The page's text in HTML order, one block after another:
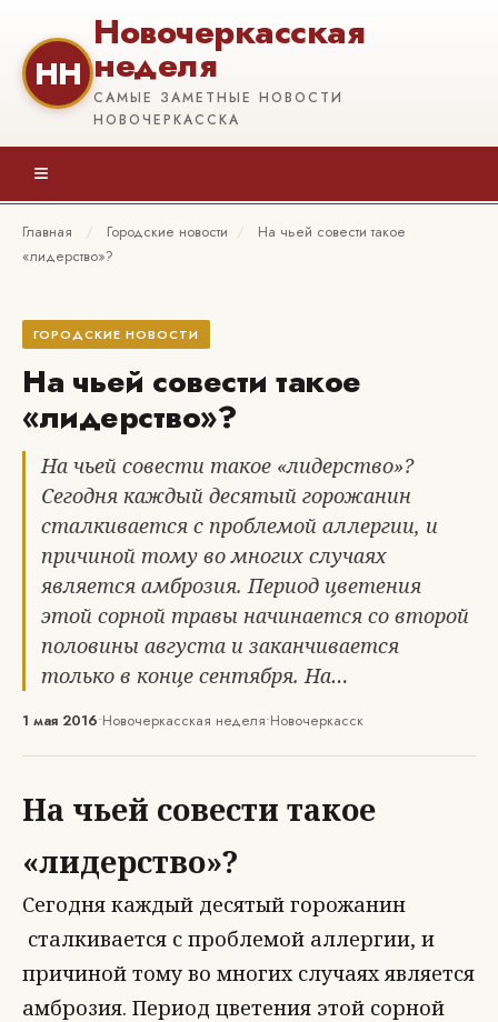
НН
Новочеркасская
неделя
САМЫЕ ЗАМЕТНЫЕ НОВОСТИ
НОВОЧЕРКАССКА
≡
Главная / Городские новости /
На чьей совести такое
«лидерство»?
ГОРОДСКИЕ НОВОСТИ
На чьей совести такое
«лидерство»?
На чьей совести такое «лидерство»?
Сегодня каждый десятый горожанин
сталкивается с проблемой аллергии, и
причиной тому во многих случаях
является амброзия. Период цветения
этой сорной травы начинается со второй
половины августа и заканчивается
только в конце сентября. На…
1 мая 2016•Новочеркасская неделя•Новочеркасск
На чьей совести такое
«лидерство»?
Сегодня каждый десятый горожанин
сталкивается с проблемой аллергии, и
причиной тому во многих случаях является
амброзия. Период цветения этой сорной